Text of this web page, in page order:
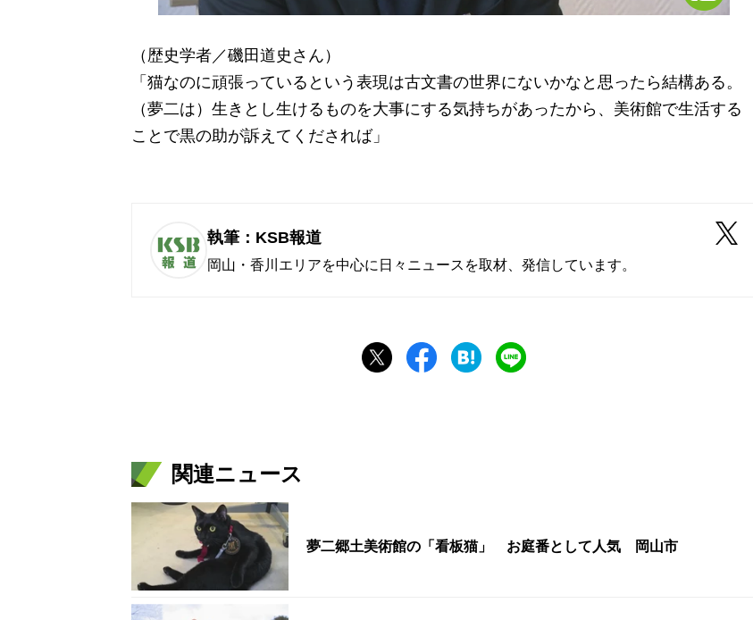
（歴史学者／磯田道史さん）
「猫なのに頑張っているという表現は古文書の世界にないかなと思ったら結構ある。
（夢二は）生きとし生けるものを大事にする気持ちがあったから、美術館で生活する
ことで黒の助が訴えてくだされば」
執筆：KSB報道
岡山・香川エリアを中心に日々ニュースを取材、発信しています。
関連ニュース
夢二郷土美術館の「看板猫」 お庭番として人気 岡山市